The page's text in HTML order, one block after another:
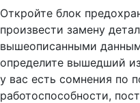
Откройте блок
произвести замену
вышеописанными
определите вышедший
у вас есть сомнения по
работоспособности,